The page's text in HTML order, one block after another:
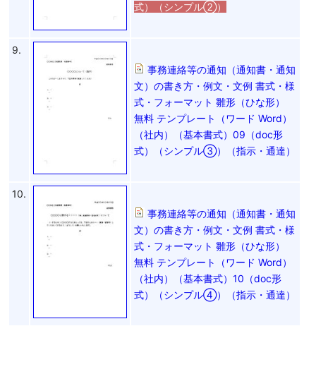
式）（シンプル②）
9.
事務連絡等の通知（通知書・通知
文）の書き方・例文・文例 書式・様
式・フォーマット 雛形（ひな形）
無料 テンプレート（ワード Word）
（社内）（基本書式）09（doc形
式）（シンプル③）（指示・通達）
10.
事務連絡等の通知（通知書・通知
文）の書き方・例文・文例 書式・様
式・フォーマット 雛形（ひな形）
無料 テンプレート（ワード Word）
（社内）（基本書式）10（doc形
式）（シンプル④）（指示・通達）